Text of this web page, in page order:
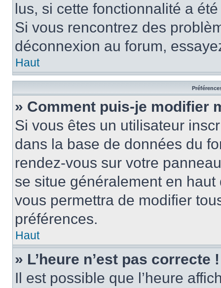
lus, si cette fonctionnalité a
Si vous rencontrez des
déconnexion au forum,
Haut
» Comment puis-je modifier
Si vous êtes un utilisateur
dans la base de données du
rendez-vous sur votre
se situe généralement en
vous permettra de modifier
préférences.
Haut
» L’heure n’est pas correcte !
Il est possible que l’heure